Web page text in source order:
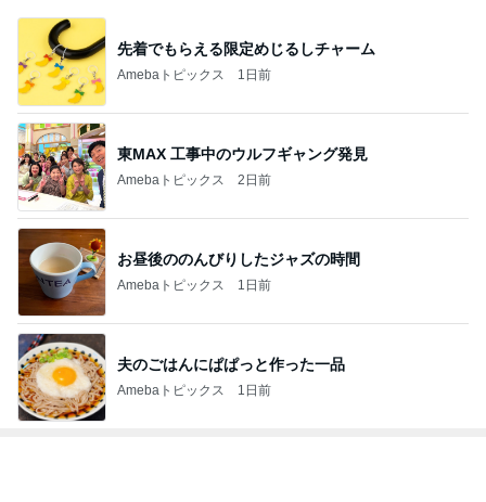
先着でもらえる限定めじるしチャーム
Amebaトピックス 1日前
東MAX 工事中のウルフギャング発見
Amebaトピックス 2日前
お昼後ののんびりしたジャズの時間
Amebaトピックス 1日前
夫のごはんにぱぱっと作った一品
Amebaトピックス 1日前